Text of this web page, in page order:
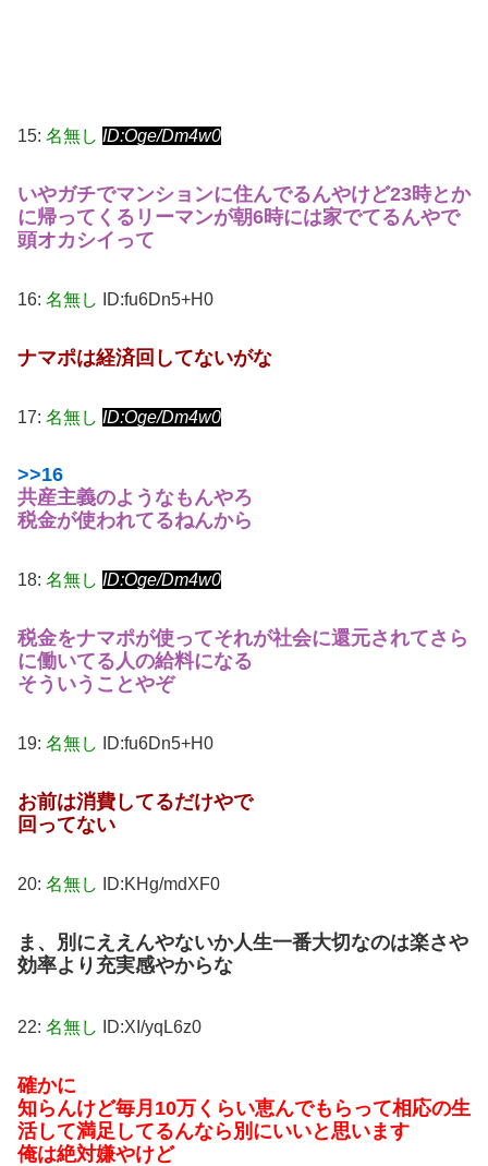
15: 名無し ID:Oge/Dm4w0
いやガチでマンションに住んでるんやけど23時とか
に帰ってくるリーマンが朝6時には家でてるんやで
頭オカシイって
16: 名無し ID:fu6Dn5+H0
ナマポは経済回してないがな
17: 名無し ID:Oge/Dm4w0
>>16
共産主義のようなもんやろ
税金が使われてるねんから
18: 名無し ID:Oge/Dm4w0
税金をナマポが使ってそれが社会に還元されてさら
に働いてる人の給料になる
そういうことやぞ
19: 名無し ID:fu6Dn5+H0
お前は消費してるだけやで
回ってない
20: 名無し ID:KHg/mdXF0
ま、別にええんやないか人生一番大切なのは楽さや
効率より充実感やからな
22: 名無し ID:XI/yqL6z0
確かに
知らんけど毎月10万くらい恵んでもらって相応の生
活して満足してるんなら別にいいと思います
俺は絶対嫌やけど